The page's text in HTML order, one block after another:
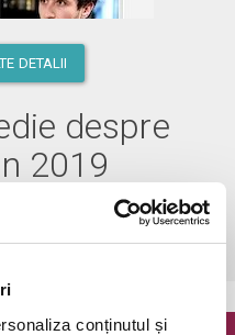
conținutul și
DETALII
despre
2019
pe harta